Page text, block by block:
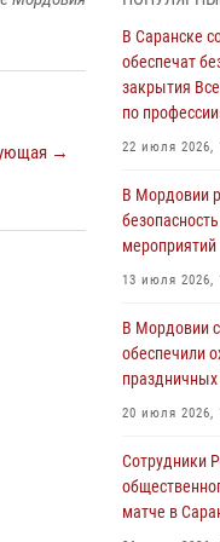
→
задачи по
период
06 августа
В Мордовии
Ушакова
06 августа
задержали
имущество в
06 августа
05 августа
В Саранске
обеспечат
закрытия
по
22 июля 2026,
В Мордовии
мероприятий
13 июля 2026,
В Мордовии
обеспечили
20 июля 2026,
Сотрудники
матче в